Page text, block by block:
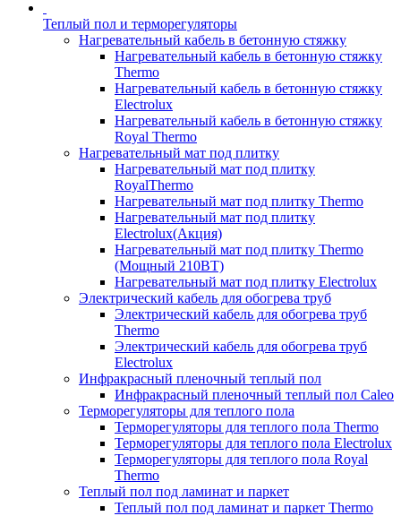
Теплый пол и терморегуляторы
Нагревательный кабель в бетонную стяжку
Нагревательный кабель в бетонную стяжку
Thermo
Нагревательный кабель в бетонную стяжку
Electrolux
Нагревательный кабель в бетонную стяжку
Royal Thermo
Нагревательный мат под плитку
Нагревательный мат под плитку
RoyalThermo
Нагревательный мат под плитку Thermo
Нагревательный мат под плитку
Electrolux(Акция)
Нагревательный мат под плитку Thermo
(Мощный 210ВТ)
Нагревательный мат под плитку Electrolux
Электрический кабель для обогрева труб
Электрический кабель для обогрева труб
Thermo
Электрический кабель для обогрева труб
Electrolux
Инфракрасный пленочный теплый пол
Инфракрасный пленочный теплый пол Caleo
Терморегуляторы для теплого пола
Терморегуляторы для теплого пола Thermo
Терморегуляторы для теплого пола Electrolux
Терморегуляторы для теплого пола Royal
Thermo
Теплый пол под ламинат и паркет
Теплый пол под ламинат и паркет Thermo